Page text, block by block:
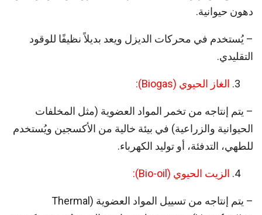
دهون حيوانية.
– يُستخدم في محركات الديزل ويعد بديلاً نظيفًا للوقود
التقليدي.
الغاز الحيوي (Biogas):
– يتم إنتاجه من تخمر المواد العضوية (مثل المخلفات
الحيوانية والزراعية) في بيئة خالية من الأكسجين ويُستخدم
للطهي، التدفئة، أو توليد الكهرباء.
الزيت الحيوي (Bio-oil):
– يتم إنتاجه من تسييل المواد العضوية (Thermal